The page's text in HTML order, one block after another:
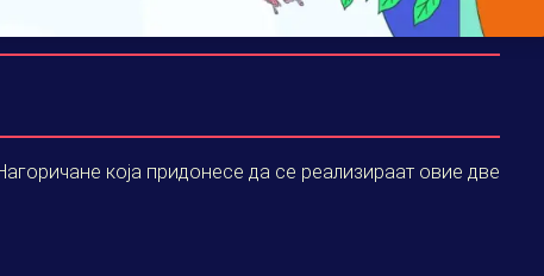
која придонесе да се реализираат овие две